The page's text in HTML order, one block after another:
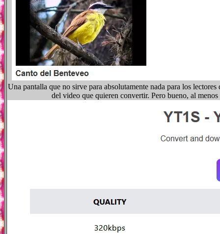
Una pantalla que no sirve para absolutamente nada para los
del video que quieren convertir. Pero bueno, al